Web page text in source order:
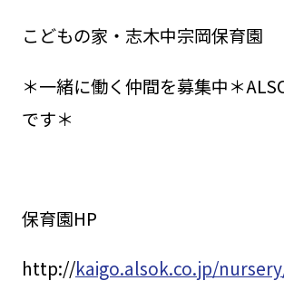
こどもの家・志木中宗岡保育園
＊一緒に働く仲間を募集中＊
です＊
保育園HP
http://kaigo.alsok.co.jp/